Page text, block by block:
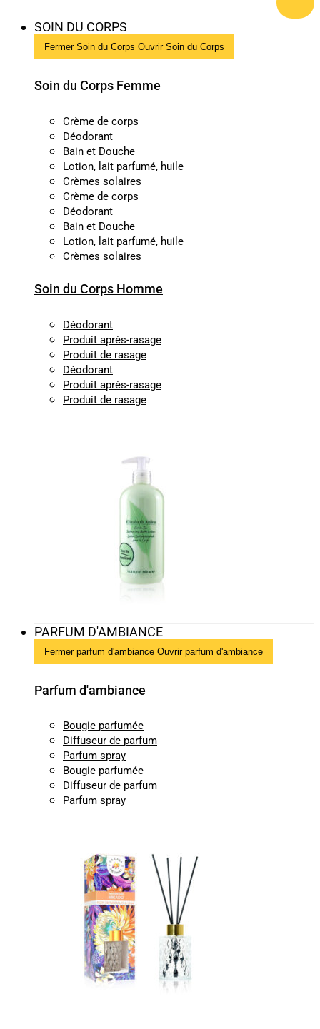
SOIN DU CORPS
Fermer Soin du Corps Ouvrir Soin du Corps
Soin du Corps Femme
Crème de corps
Déodorant
Bain et Douche
Lotion, lait parfumé, huile
Crèmes solaires
Crème de corps
Déodorant
Bain et Douche
Lotion, lait parfumé, huile
Crèmes solaires
Soin du Corps Homme
Déodorant
Produit après-rasage
Produit de rasage
Déodorant
Produit après-rasage
Produit de rasage
PARFUM D'AMBIANCE
Fermer parfum d'ambiance Ouvrir parfum d'ambiance
Parfum d'ambiance
Bougie parfumée
Diffuseur de parfum
Parfum spray
Bougie parfumée
Diffuseur de parfum
Parfum spray